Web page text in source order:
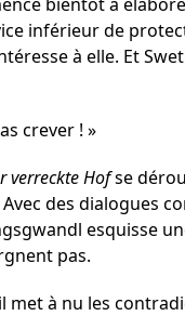
inférieur de
à elle. Et
crever ! »
verreckte Hofse
des dialogues
esquisse
pas.
met à nu les